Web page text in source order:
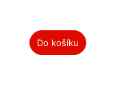
Do košíku